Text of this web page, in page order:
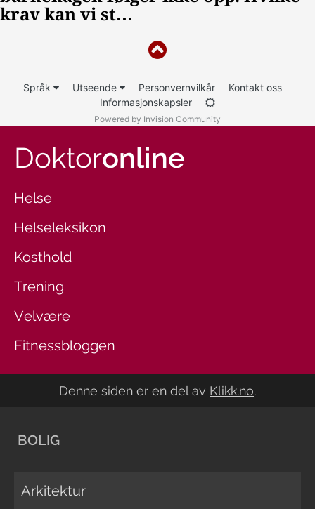
Språk Utseende Personvernvilkår
Kontakt oss
Informasjonskapsler
Powered by Invision Community
Doktoronline
Helse
Helseleksikon
Kosthold
Trening
Velvære
Fitnessbloggen
Denne siden er en del av Klikk.no.
BOLIG
Arkitektur